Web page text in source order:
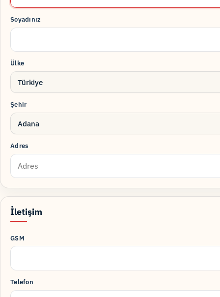
Soyadınız
Ülke
Türkiye
Şehir
Adana
Adres
İletişim
GSM
Telefon